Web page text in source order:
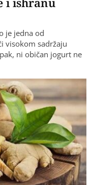
je jedna od
visokom sadržaju
ni običan jogurt ne